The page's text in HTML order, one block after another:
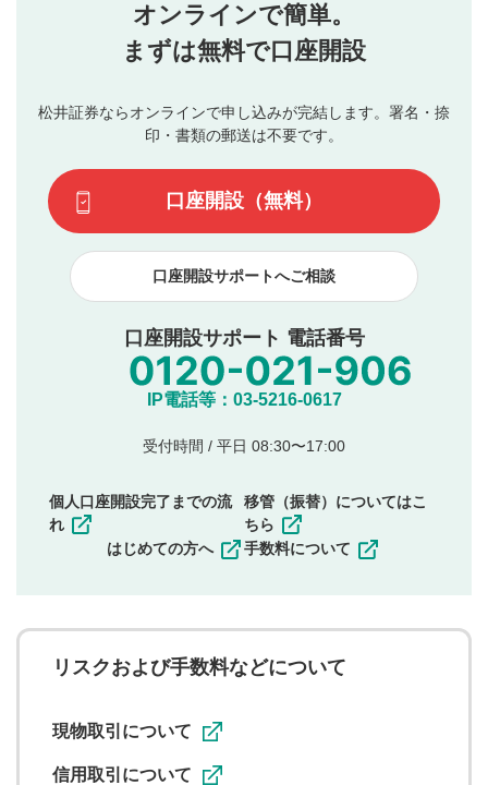
投稿するボタン
星で評価をすると投稿できます。（お名前とコメント
3
動画の評価
です）
行ってください。
当社は、利用者同士、もしくは利用者と第三者間のトラ
ブルによって生じた損害に対して一切の責任を負いませ
評価およびコメントは当社にて審査のうえ、掲載となり
ます。掲載されるまでに日数がかかる場合や掲載されない
てはお答えできません。各動画コンテンツへの掲載をもっ
て結果のご連絡といたします。ご了承ください。
下記の項目に該当すると判断された投稿内容は、掲載を
見合わせる場合がございます。
本動画コンテンツとは無関係の内容の投稿
他者への誹謗中傷や差別的表現投稿
公序良俗に反する内容の投稿
氏名、住所、電話番号など個人を特定できる情報の
他のサイトへの誘導や営利目的、広告・宣伝を目
他者の権利（商標、著作権、その他の知的財産
その他当社が不適切と判断した投稿
一度投稿した評価およびコメントの変更・削除はできま
ことを承諾したものとします。また、利用者は、コメント
に関する著作者人格権を行使しないことに同意します。利
用者が投稿したコメントは、当社サービスの広告・宣伝、
ることがあります。
オンラインで簡単。
まずは無料で口座開設
松井証券ならオンラインで申し込みが完結します。署名・捺
印・書類の郵送は不要です。
口座開設（無料）
口座開設サポートへご相談
口座開設サポート 電話番号
IP電話等：03-5216-0617
受付時間 / 平日 08:30〜17:00
個人口座開設完了までの流
れ
はじめての方へ
移管（振替）についてはこ
ちら
手数料について
リスクおよび手数料などについて
現物取引について
信用取引について